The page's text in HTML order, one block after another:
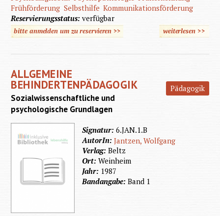
Frühförderung Selbsthilfe Kommunikationsförderung
Reservierungsstatus:verfügbar
bitte anmelden um zu reservieren >> weiterlesen>>
ALLGEMEINE
BEHINDERTENPÄDAGOGIK Pädagogik
Sozialwissenschaftliche und
psychologische Grundlagen
Signatur:6.JAN.1.B
AutorIn:Jantzen, Wolfgang
Verlag:Beltz
Ort:Weinheim
Jahr: 1987
Bandangabe:Band 1